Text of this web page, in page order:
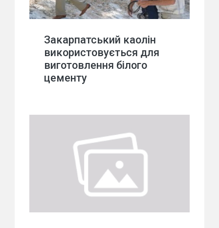
Закарпатський каолін
використовується для
виготовлення білого
цементу